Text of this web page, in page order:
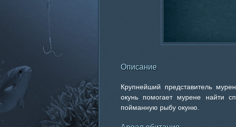
Описание
Крупнейший представитель
окунь помогает мурене найти
пойманную рыбу окуню.